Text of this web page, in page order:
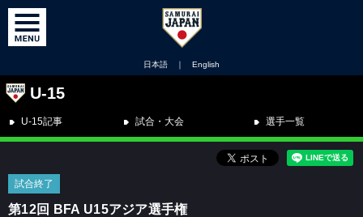
日本語 ｜ English
U-15
U-15記事 試合・大会 選手一覧
試合終了
第12回 BFA U15アジア選手権